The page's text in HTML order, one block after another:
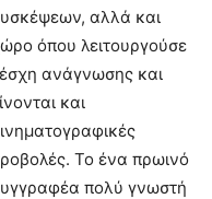
αλλά και
όπου λειτουργούσε
ανάγνωσης και
και
Το ένα πρωινό
πολύ γνωστή